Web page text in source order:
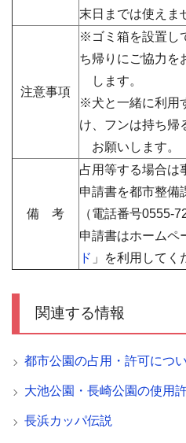
末日までは使えま
注意事項
※ゴミ箱を設置し
ち帰りにご協力を
します。
※犬と一緒に利用
け、フンは持ち帰
お願いします。
備 考
占用等する場合は
申請書を都市整備
（電話番号0555-
申請書はホームペ
ド 」を利用してく
関連する情報
都市公園の占用・許可につ
大池公園・長崎公園の使用
長浜カッパ伝説